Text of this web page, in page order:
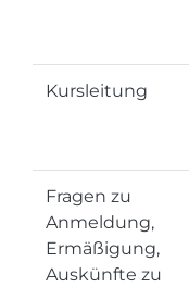
Kursleitung
Fragen zu
Anmeldung,
Ermäßigung,
Auskünfte zu